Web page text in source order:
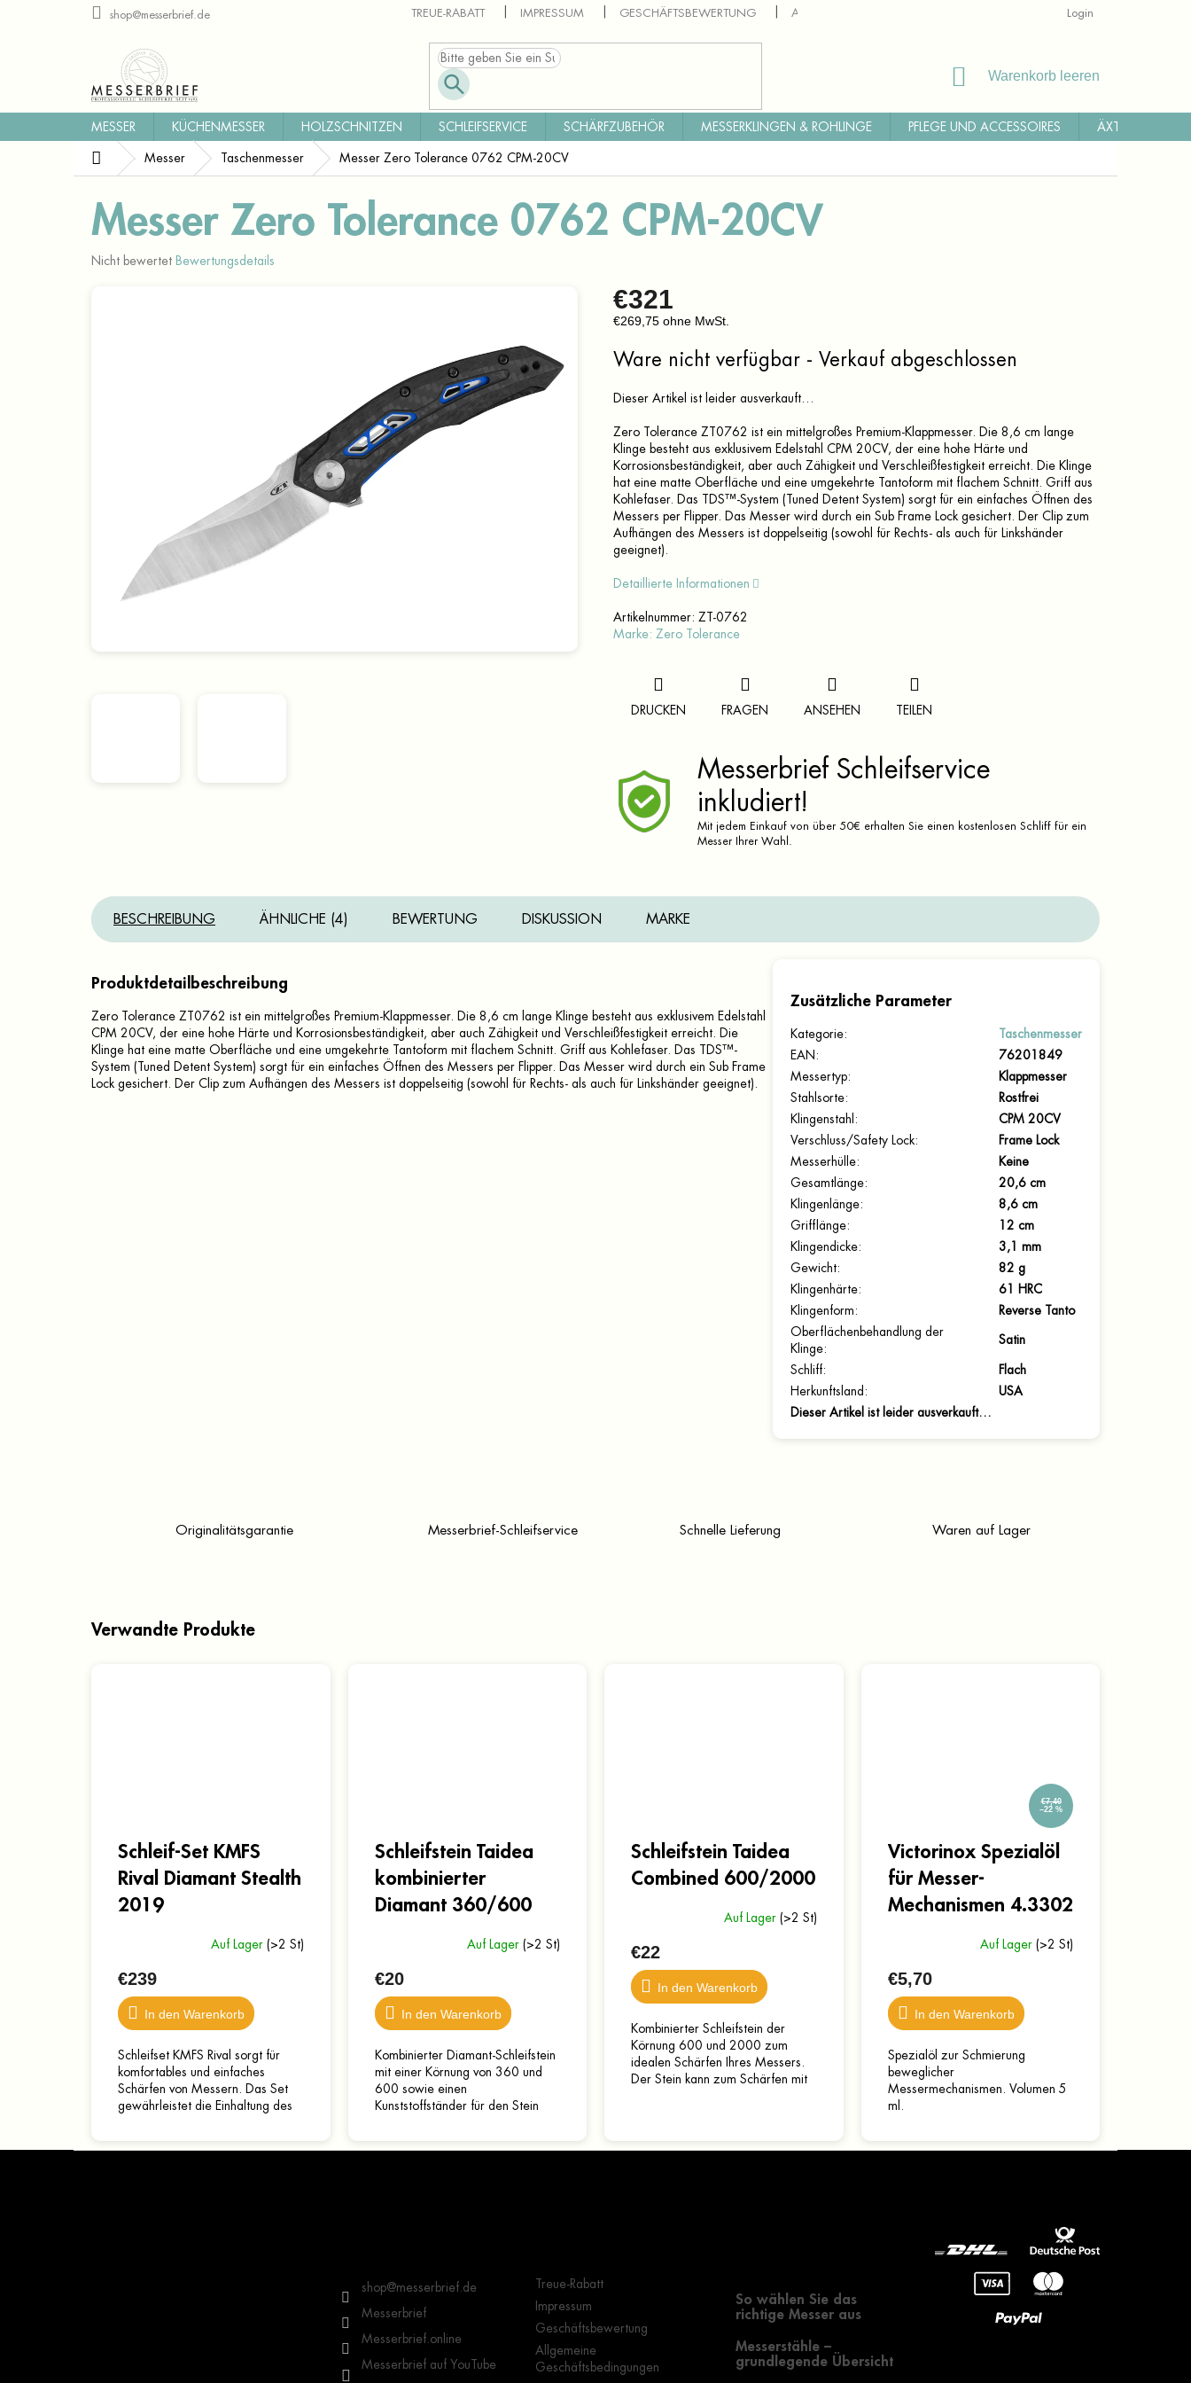
shop@messerbrief.de TREUE-RABATT IMPRESSUM GESCHÄFTSBEWERTUNG ALLGEMEINE GESCHÄFTSBEDINGUNGEN RÜCKSENDUNG
Login
WARENKORB
Warenkorb leeren
MESSER KÜCHENMESSER HOLZSCHNITZEN SCHLEIFSERVICE SCHÄRFZUBEHÖR MESSERKLINGEN & ROHLINGE PFLEGE UND ACCESSOIRES ÄXTE,
StartseiteMesser Taschenmesser Messer Zero Tolerance 0762 CPM-20CV
Messer Zero Tolerance 0762 CPM-20CV
Die
Nicht bewertet Bewertungsdetails
€321
€269,75 ohne MwSt.
Ware nicht verfügbar - Verkauf abgeschlossen
Dieser Artikel ist leider ausverkauft…
Zero Tolerance ZT0762 ist ein mittelgroßes Premium-Klappmesser. Die 8,6 cm lange
Klinge besteht aus exklusivem Edelstahl CPM 20CV, der eine hohe Härte und
Korrosionsbeständigkeit, aber auch Zähigkeit und Verschleißfestigkeit erreicht. Die Klinge
hat eine matte Oberfläche und eine umgekehrte Tantoform mit flachem Schnitt. Griff aus
Kohlefaser. Das TDS™-System (Tuned Detent System) sorgt für ein einfaches Öffnen des
Messers per Flipper. Das Messer wird durch ein Sub Frame Lock gesichert. Der Clip zum
Aufhängen des Messers ist doppelseitig (sowohl für Rechts- als auch für Linkshänder
geeignet).
Detaillierte Informationen
Artikelnummer: ZT-0762
Marke: Zero Tolerance
DRUCKEN FRAGEN ANSEHEN TEILEN
Messerbrief Schleifservice
inkludiert!
Mit jedem Einkauf von über 50€ erhalten Sie einen kostenlosen Schliff für ein
Messer Ihrer Wahl.
BESCHREIBUNG ÄHNLICHE (4) BEWERTUNG DISKUSSION MARKE
Produktdetailbeschreibung
Zero Tolerance ZT0762 ist ein mittelgroßes Premium-Klappmesser. Die 8,6 cm lange Klinge besteht aus exklusivem Edelstahl
CPM 20CV, der eine hohe Härte und Korrosionsbeständigkeit, aber auch Zähigkeit und Verschleißfestigkeit erreicht. Die
Klinge hat eine matte Oberfläche und eine umgekehrte Tantoform mit flachem Schnitt. Griff aus Kohlefaser. Das TDS™-
System (Tuned Detent System) sorgt für ein einfaches Öffnen des Messers per Flipper. Das Messer wird durch ein Sub Frame
Lock gesichert. Der Clip zum Aufhängen des Messers ist doppelseitig (sowohl für Rechts- als auch für Linkshänder geeignet).
Zusätzliche Parameter
Kategorie:
Taschenmesser
EAN :
76201849
Messertyp:
Klappmesser
Stahlsorte:
Rostfrei
Klingenstahl :
CPM 20CV
Verschluss/Safety Lock:
Frame Lock
Messerhülle:
Keine
Gesamtlänge:
20,6 cm
Klingenlänge:
8,6 cm
Grifflänge:
12 cm
Klingendicke:
3,1 mm
Gewicht:
82 g
Klingenhärte:
61 HRC
Klingenform :
Reverse Tanto
Oberflächenbehandlung der
Klinge:
Satin
Schliff:
Flach
Herkunftsland :
USA
Dieser Artikel ist leider ausverkauft…
Originalitätsgarantie Messerbrief-Schleifservice Schnelle Lieferung Waren auf Lager
Verwandte Produkte
Schleif-Set KMFS
Rival Diamant Stealth
2019
Auf Lager (>2 St)
€239
In den Warenkorb
Schleifset KMFS Rival sorgt für
komfortables und einfaches
Schärfen von Messern. Das Set
gewährleistet die Einhaltung des
auch Anfänger damit...
Schleifstein Taidea
kombinierter
Diamant 360/600
Auf Lager (>2 St)
€20
In den Warenkorb
Kombinierter Diamant-Schleifstein
mit einer Körnung von 360 und
600 sowie einen
Kunststoffständer für den Stein
Schleiffläche beträgt 15 x 6
Schleifstein Taidea
Combined 600/2000
Auf Lager (>2 St)
€22
In den Warenkorb
Kombinierter Schleifstein der
Körnung 600 und 2000 zum
idealen Schärfen Ihres Messers.
Der Stein kann zum Schärfen mit
€7,40
–22 %
Victorinox Spezialöl
für Messer-
Mechanismen 4.3302
Auf Lager (>2 St)
€5,70
In den Warenkorb
Spezialöl zur Schmierung
beweglicher
Messermechanismen. Volumen 5
ml.
shop@messerbrief.de
Messerbrief
Messerbrief.online
Messerbrief auf YouTube
Treue-Rabatt
Impressum
Geschäftsbewertung
Allgemeine
Geschäftsbedingungen
So wählen Sie das
richtige Messer aus
Messerstähle –
grundlegende Übersicht